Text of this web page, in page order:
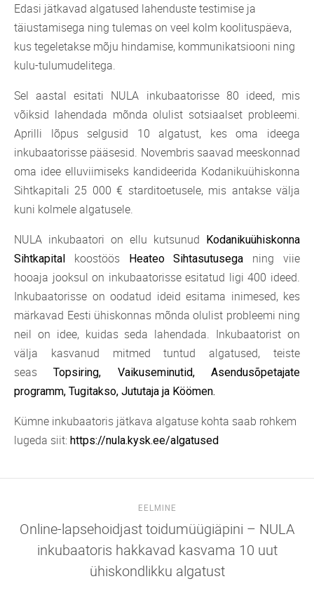
Edasi jätkavad algatused lahenduste testimise ja
täiustamisega ning tulemas on veel kolm koolituspäeva,
kus tegeletakse mõju hindamise, kommunikatsiooni ning
kulu-tulumudelitega.
Sel aastal esitati NULA inkubaatorisse 80 ideed, mis
võiksid lahendada mõnda olulist sotsiaalset probleemi.
Aprilli lõpus selgusid 10 algatust, kes oma ideega
inkubaatorisse pääsesid. Novembris saavad meeskonnad
oma idee elluviimiseks kandideerida Kodanikuühiskonna
Sihtkapitali 25 000 € starditoetusele, mis antakse välja
kuni kolmele algatusele.
NULA inkubaatori on ellu kutsunud Kodanikuühiskonna
Sihtkapital koostöös Heateo Sihtasutusega ning viie
hooaja jooksul on inkubaatorisse esitatud ligi 400 ideed.
Inkubaatorisse on oodatud ideid esitama inimesed, kes
märkavad Eesti ühiskonnas mõnda olulist probleemi ning
neil on idee, kuidas seda lahendada. Inkubaatorist on
välja kasvanud mitmed tuntud algatused, teiste
seas
Topsiring, Vaikuseminutid,Asendusõpetajate
programm, Tugitakso, Jututaja ja Köömen.
Kümne inkubaatoris jätkava algatuse kohta saab rohkem
lugeda siit: https://nula.kysk.ee/algatused
EELMINE
Online-lapsehoidjast toidumüügiäpini – NULA
inkubaatoris hakkavad kasvama 10 uut
ühiskondlikku algatust